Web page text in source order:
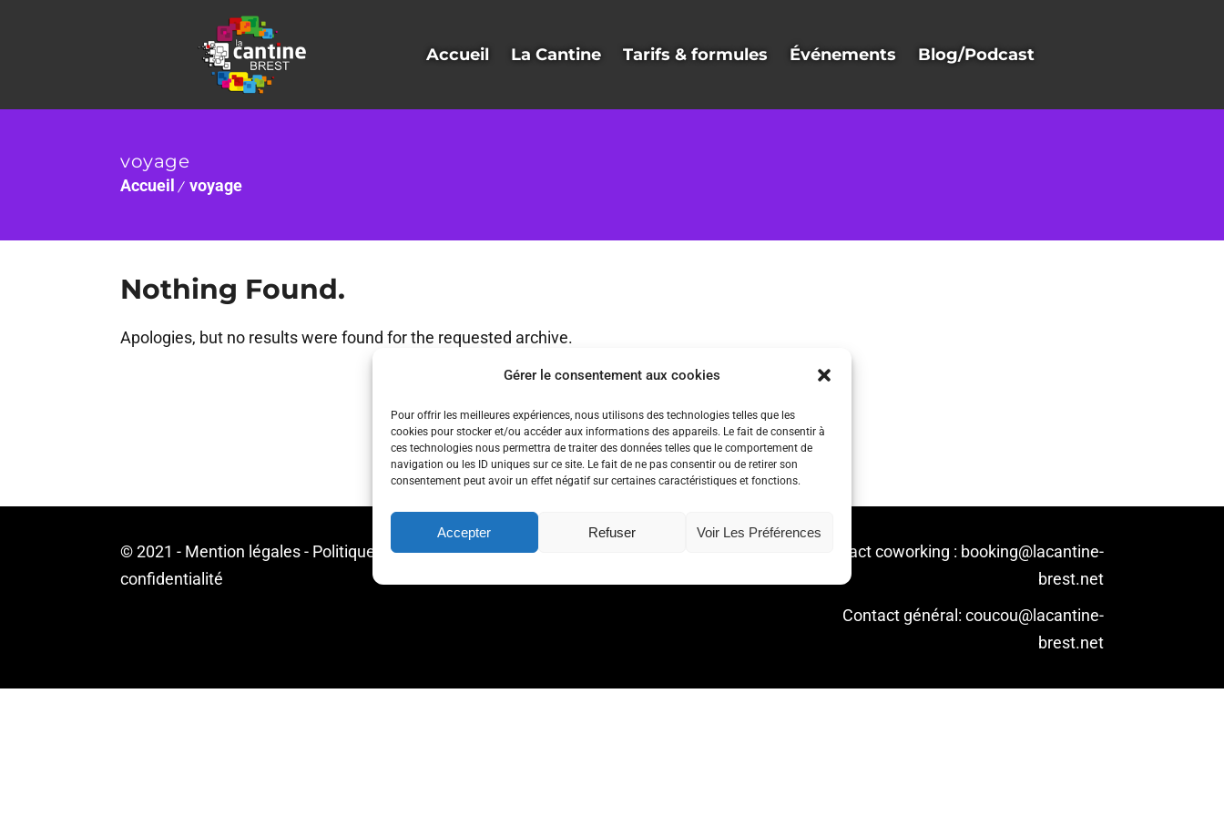
Gérer le consentement aux cookies
Pour offrir les meilleures expériences, nous utilisons des technologies telles que les
cookies pour stocker et/ou accéder aux informations des appareils. Le fait de consentir à
ces technologies nous permettra de traiter des données telles que le comportement de
navigation ou les ID uniques sur ce site. Le fait de ne pas consentir ou de retirer son
consentement peut avoir un effet négatif sur certaines caractéristiques et fonctions.
Accepter Refuser Voir Les Préférences
Accueil La Cantine Tarifs & formules Événements Blog/Podcast
voyage
Accueil voyage
Nothing Found.
Apologies, but no results were found for the requested archive.
© 2021 - Mention légales- Politique de
confidentialité
Contact coworking : booking@lacantine-
brest.net
Contact général: coucou@lacantine-
brest.net